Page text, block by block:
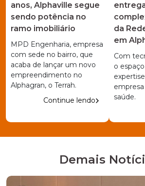
anos, Alphaville segue
sendo potência no
ramo imobiliário
MPD Engenharia, empresa
com sede no bairro, que
acaba de lançar um novo
empreendimento no
Alphagran, o Terrah.
Continue lendo
da
em
Com
o
saúde.
Demais